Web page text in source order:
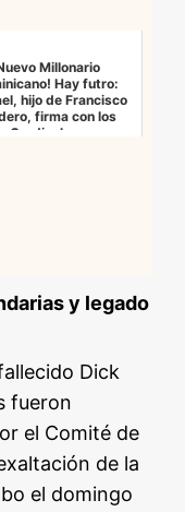
Millonario
Hay futro:
hijo de Francisco
firma con los
Cardinale…
y legado
Dick
fueron
el Comité de
de la
el domingo